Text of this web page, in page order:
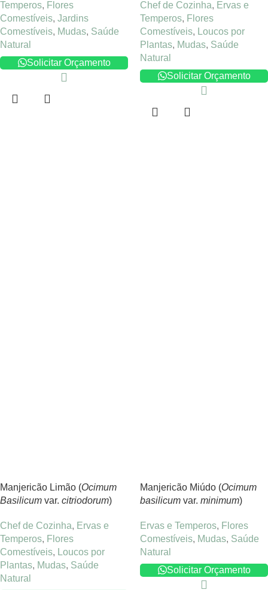
Temperos, Flores
Comestíveis, Jardins
Comestíveis, Mudas, Saúde
Natural
Solicitar Orçamento
Chef de Cozinha, Ervas e
Temperos, Flores
Comestíveis, Loucos por
Plantas, Mudas, Saúde
Natural
Solicitar Orçamento
Manjericão Limão (Ocimum
Basilicum var. citriodorum)
Chef de Cozinha, Ervas e
Temperos, Flores
Comestíveis, Loucos por
Plantas, Mudas, Saúde
Natural
Manjericão Miúdo (Ocimum
basilicum var. minimum)
Ervas e Temperos, Flores
Comestíveis, Mudas, Saúde
Natural
Solicitar Orçamento